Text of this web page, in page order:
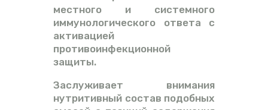
местного и системного
иммунологического ответа с
активацией
противоинфекционной
защиты.
Заслуживает внимания
нутритивный состав подобных